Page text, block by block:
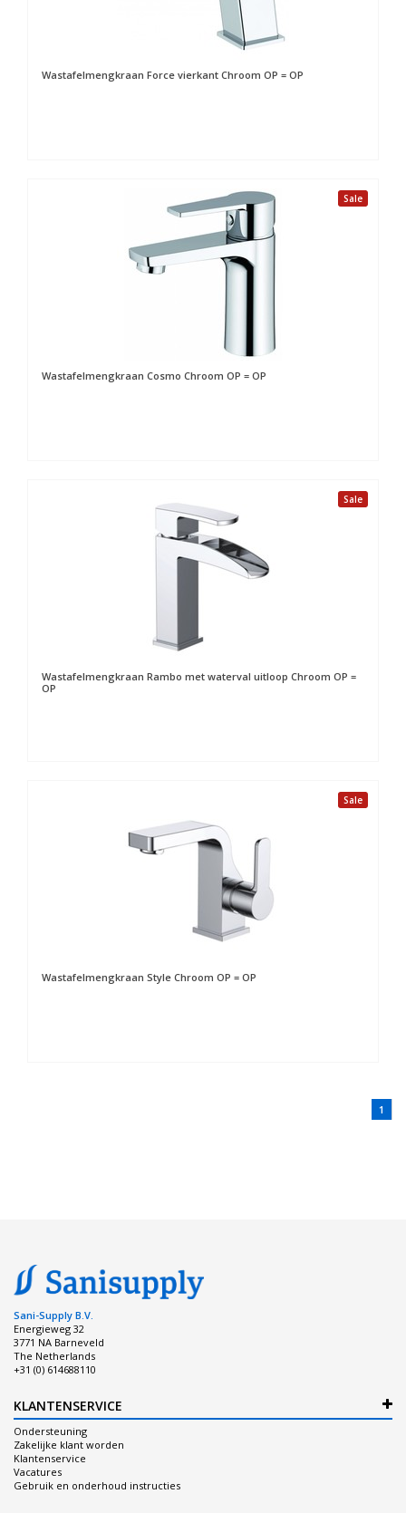
Wastafelmengkraan Force vierkant Chroom OP = OP
Sale
Wastafelmengkraan Cosmo Chroom OP = OP
Sale
Wastafelmengkraan Rambo met waterval uitloop Chroom OP =
OP
Sale
Wastafelmengkraan Style Chroom OP = OP
1
Sani-Supply B.V.
Energieweg 32
3771 NA Barneveld
The Netherlands
+31 (0) 614688110
KLANTENSERVICE
Ondersteuning
Zakelijke klant worden
Klantenservice
Vacatures
Gebruik en onderhoud instructies